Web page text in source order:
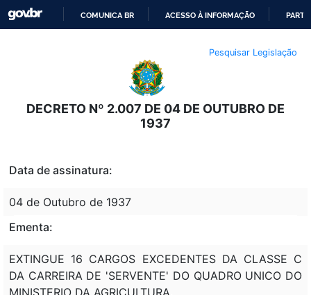
O
CONTEÚDO
COMUNICA BR ACESSO À INFORMAÇÃO
Pesquisar Legislação
DECRETO Nº 2.007 DE 04 DE OUTUBRO DE
1937
Data de assinatura:
04 de Outubro de 1937
Ementa:
EXTINGUE 16 CARGOS EXCEDENTES DA CLASSE C
DA CARREIRA DE 'SERVENTE' DO QUADRO UNICO DO
MINISTERIO DA AGRICULTURA.